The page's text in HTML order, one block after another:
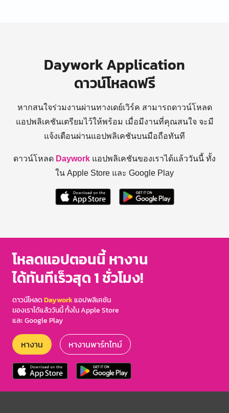
Daywork Application
ดาวน์โหลดฟรี
หากสนใจร่วมงานผ่านทางเดย์เวิร์ค สามารถดาวน์โหลด
แอปพลิเคชันเตรียมไว้ให้พร้อม เมื่อมีงานที่คุณสนใจ จะมี
แจ้งเตือนผ่านแอปพลิเคชันบนมือถือทันที
ดาวน์โหลด Daywork แอปพลิเคชันของเราได้แล้ววันนี้ ทั้ง
ใน Apple Store และ Google Play
โหลดแอปตอนนี้ หางาน
ได้ทันทีเร็วสุด 1 ชั่วโมง!
ดาวน์โหลดDayworkแอปพลิเคชัน
ของเราได้แล้ววันนี้ ทั้งใน Apple Store
และ Google Play
หางาน หางานพาร์ทไทม์